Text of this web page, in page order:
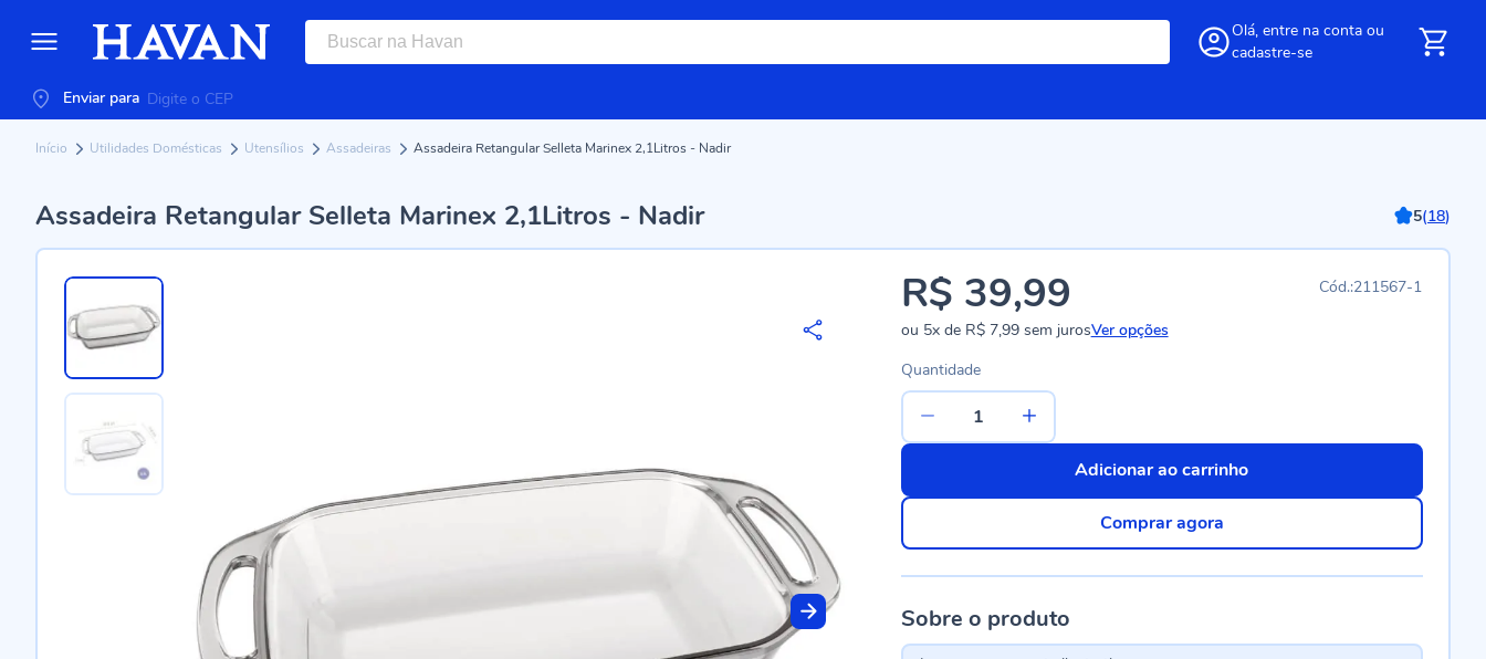
Olá, entre na conta ou
cadastre-se
Enviar para
Início Utilidades Domésticas Utensílios Assadeiras Assadeira Retangular Selleta Marinex 2,1Litros - Nadir
Assadeira Retangular Selleta Marinex 2,1Litros - Nadir 5(18)
211567-1
R$ 39,99
ou 5xde R$ 7,99sem jurosVer opções
Quantidade
Adicionar ao carrinho
Comprar agora
Sobre o produto